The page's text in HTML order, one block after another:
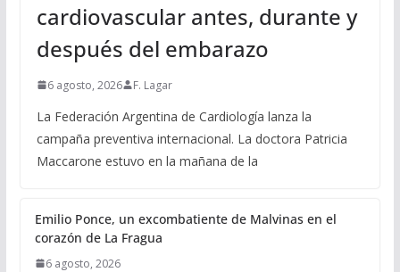
cardiovascular antes, durante y
después del embarazo
6 agosto, 2026 F. Lagar
La Federación Argentina de Cardiología lanza la
campaña preventiva internacional. La doctora Patricia
Maccarone estuvo en la mañana de la
Emilio Ponce, un excombatiente de Malvinas en el
corazón de La Fragua
6 agosto, 2026